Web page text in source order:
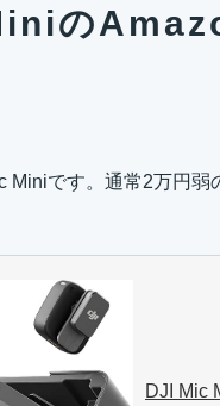
の
Miniです。通常2万円
DJI Mic